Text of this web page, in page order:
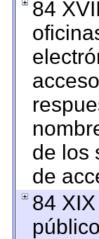
84
de los
de
84